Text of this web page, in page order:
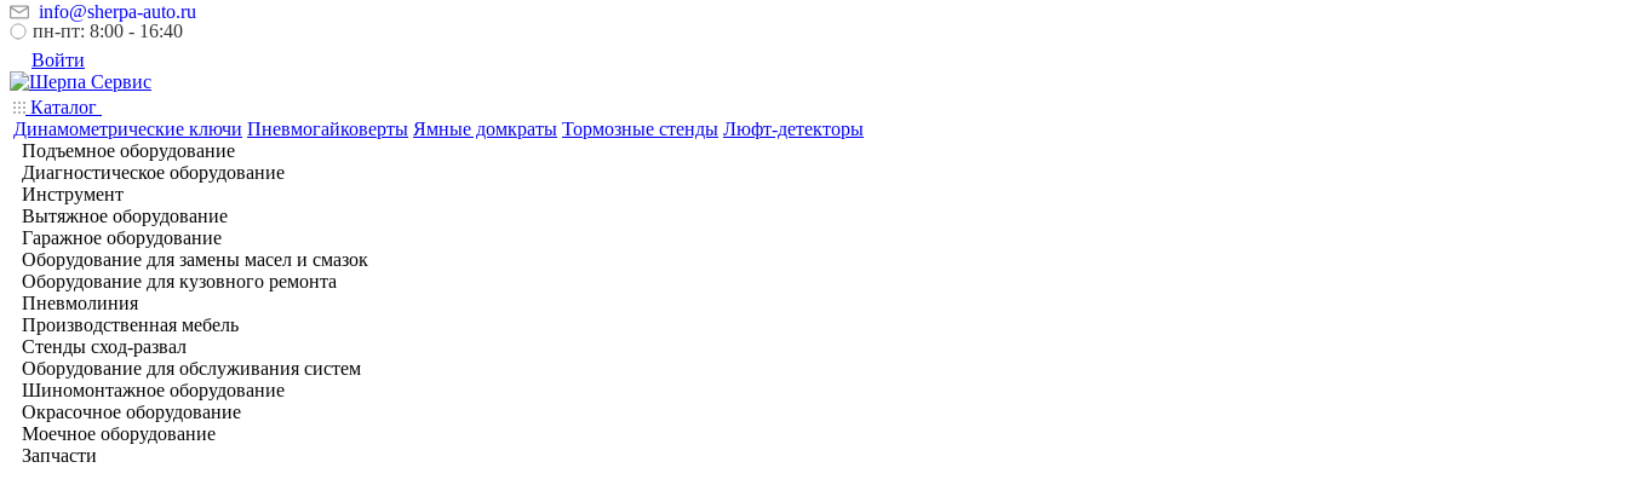
info@sherpa-auto.ru
пн-пт: 8:00 - 16:40
Войти
Каталог
Динамометрические ключи Пневмогайковерты Ямные домкраты Тормозные стенды Люфт-детекторы
Подъемное оборудование
Диагностическое оборудование
Инструмент
Вытяжное оборудование
Гаражное оборудование
Оборудование для замены масел и смазок
Оборудование для кузовного ремонта
Пневмолиния
Производственная мебель
Стенды сход-развал
Оборудование для обслуживания систем
Шиномонтажное оборудование
Окрасочное оборудование
Моечное оборудование
Запчасти